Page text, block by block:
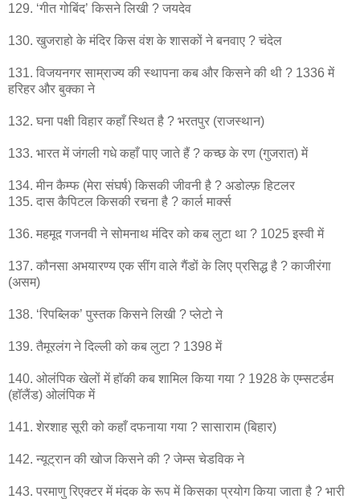
129. ‘गीत गोबिंद’ किसने लिखी ? जयदेव
130. खुजराहो के मंदिर किस वंश के शासकों ने बनवाए ? चंदेल
131. विजयनगर साम्राज्य की स्थापना कब और किसने की थी ? 1336 में
हरिहर और बुक्का ने
132. घना पक्षी विहार कहाँ स्थित है ? भरतपुर (राजस्थान)
133. भारत में जंगली गधे कहाँ पाए जाते हैं ? कच्छ के रण (गुजरात) में
134. मीन कैम्फ (मेरा संघर्ष) किसकी जीवनी है ? अडोल्फ़ हिटलर
135. दास कैपिटल किसकी रचना है ? कार्ल मार्क्स
136. महमूद गजनवी ने सोमनाथ मंदिर को कब लुटा था ? 1025 इस्वी में
137. कौनसा अभयारण्य एक सींग वाले गैंडों के लिए प्रसिद्ध है ? काजीरंगा
(असम)
138. ‘रिपब्लिक’ पुस्तक किसने लिखी ? प्लेटो ने
139. तैमूरलंग ने दिल्ली को कब लुटा ? 1398 में
140. ओलंपिक खेलों में हॉकी कब शामिल किया गया ? 1928 के एम्सटर्डम
(हॉलैंड) ओलंपिक में
141. शेरशाह सूरी को कहाँ दफनाया गया ? सासाराम (बिहार)
142. न्यूट्रान की खोज किसने की ? जेम्स चेडविक ने
143. परमाणु रिएक्टर में मंदक के रूप में किसका प्रयोग किया जाता है ? भारी